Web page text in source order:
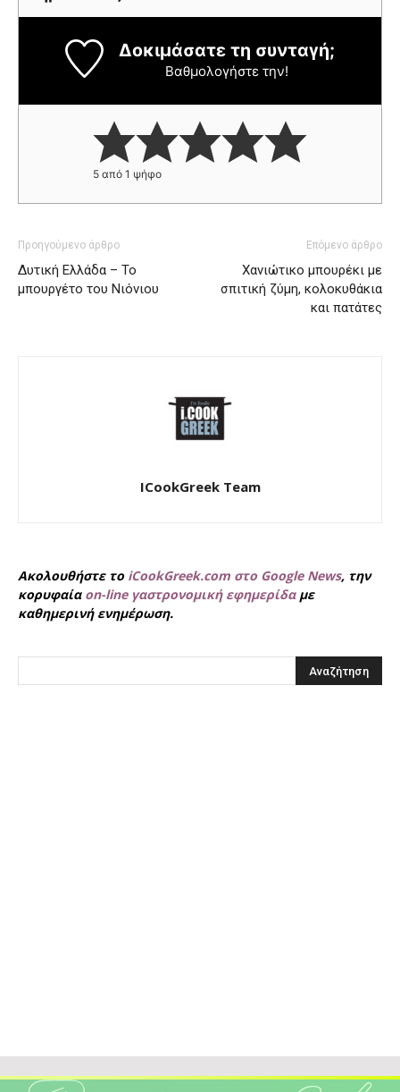
Δοκιμάσατε τη συνταγή;
Βαθμολογήστε την!
5 από 1 ψήφο
Προηγούμενο άρθρο
Δυτική Ελλάδα – Το
μπουργέτο του Νιόνιου
Επόμενο άρθρο
Χανιώτικο μπουρέκι με
σπιτική ζύμη, κολοκυθάκια
και πατάτες
ICookGreek Team
Ακολουθήστε το iCookGreek.com στο Google News, την
κορυφαία on-line γαστρονομική εφημερίδαμε
καθημερινή ενημέρωση.